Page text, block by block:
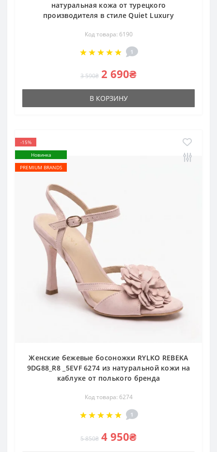
натуральная кожа от турецкого
производителя в стиле Quiet Luxury
Код товара: 6190
1
3 590₴ 2 690₴
В КОРЗИНУ
-15%
Новинка
PREMIUM BRANDS
Женские бежевые босоножки RYLKO REBEKA
9DG88_R8 _5EVF 6274 из натуральной кожи на
каблуке от полького бренда
Код товара: 6274
1
5 850₴ 4 950₴